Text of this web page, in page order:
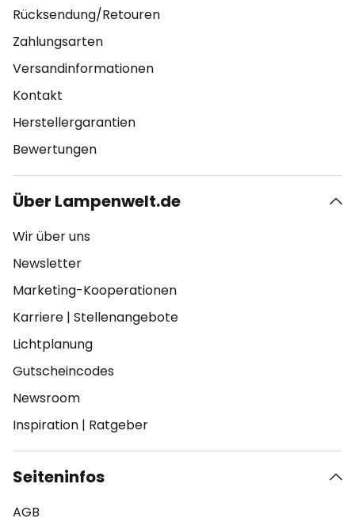
Rücksendung/Retouren
Zahlungsarten
Versandinformationen
Kontakt
Herstellergarantien
Bewertungen
Über Lampenwelt.de
Wir über uns
Newsletter
Marketing-Kooperationen
Karriere | Stellenangebote
Lichtplanung
Gutscheincodes
Newsroom
Inspiration | Ratgeber
Seiteninfos
AGB